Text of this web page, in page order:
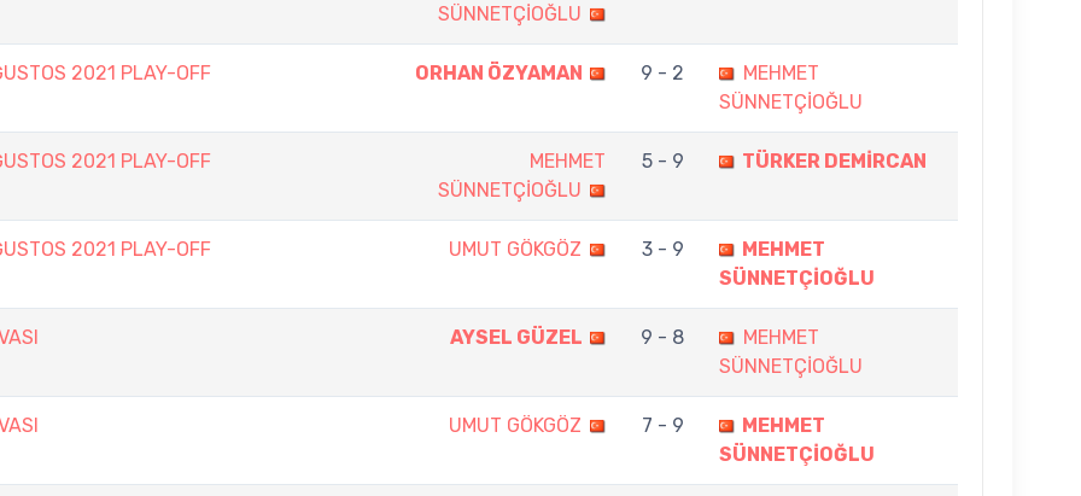
SÜNNETÇİOĞLU
2021 PLAY-OFF ORHAN ÖZYAMAN 9 - 2
MEHMET
SÜNNETÇİOĞLU
2021 PLAY-OFF
MEHMET
SÜNNETÇİOĞLU
5 - 9 TÜRKER DEMİRCAN
2021 PLAY-OFF UMUT GÖKGÖZ 3 - 9
MEHMET
SÜNNETÇİOĞLU
AYSEL GÜZEL 9 - 8
MEHMET
SÜNNETÇİOĞLU
UMUT GÖKGÖZ 7 - 9
MEHMET
SÜNNETÇİOĞLU